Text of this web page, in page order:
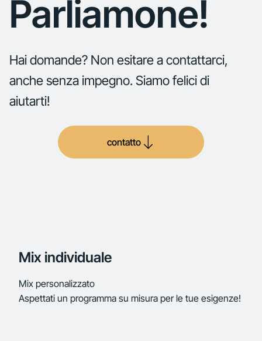
Parliamone!
Hai domande? Non esitare a contattarci,
anche senza impegno. Siamo felici di
aiutarti!
contatto
Mix individuale
Mix personalizzato
Aspettati un programma su misura per le tue esigenze!